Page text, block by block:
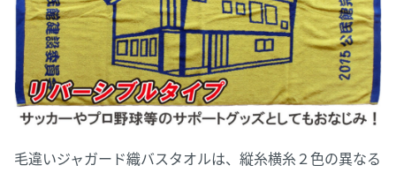
毛違いジャガード織バスタオルは、縦糸横糸２色の異なる